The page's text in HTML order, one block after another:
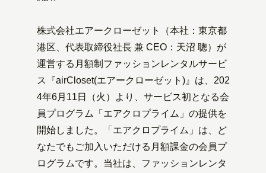
株式会社エアークローゼット（本社：東京都
港区、代表取締役社長 兼 CEO：天沼 聰）が
運営する月額制ファッションレンタルサービ
ス『airCloset(エアークローゼット)』は、202
4年6月11日（火）より、サービス初となる会
員プログラム「エアクロプライム」の提供を
開始しました。「エアクロプライム」は、ど
なたでもご加入いただける月額課金の会員プ
ログラムです。当社は、ファッションレンタ